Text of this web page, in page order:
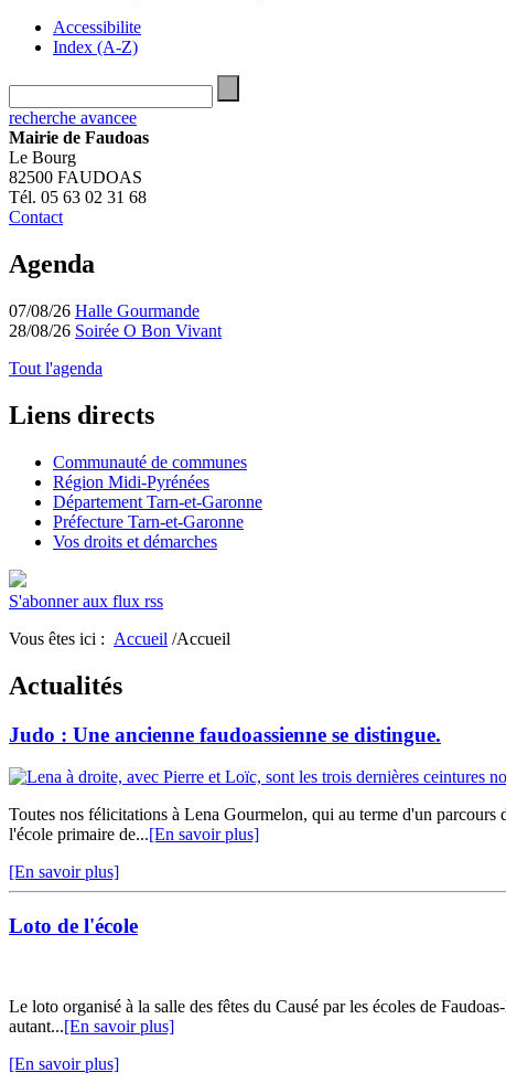
Accessibilite
Index (A-Z)
recherche avancee
Mairie de Faudoas
Le Bourg
82500 FAUDOAS
Tél. 05 63 02 31 68
Contact
Agenda
07/08/26 Halle Gourmande
28/08/26 Soirée O Bon Vivant
Tout l'agenda
Liens directs
Communauté de communes
Région Midi-Pyrénées
Département Tarn-et-Garonne
Préfecture Tarn-et-Garonne
Vos droits et démarches
S'abonner aux flux rss
Vous êtes ici : Accueil /Accueil
Actualités
Judo : Une ancienne faudoassienne se distingue.
Toutes nos félicitations à Lena Gourmelon, qui au terme d'un
l'école primaire de...[En savoir plus]
[En savoir plus]
Loto de l'école
Le loto organisé à la salle des fêtes du Causé par les écoles de
autant...[En savoir plus]
[En savoir plus]